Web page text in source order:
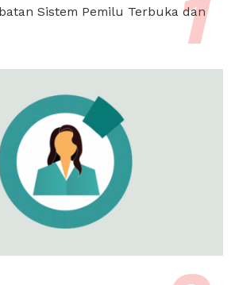
Sistem Pemilu Terbuka dan